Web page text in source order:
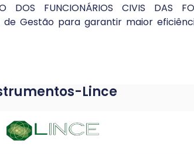
FUNCIONÁRIOS CIVIS DAS
Gestão para garantir maior
Lince